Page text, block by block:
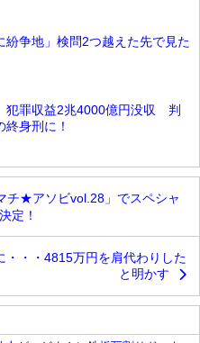
紛争地」検問2つ越えた先で見た
犯罪収益2兆4000億円没収 判
身刑に！
チ★アソビvol.28」でスペシャ
定！
・・・4815万円を肩代わりした
と明かす